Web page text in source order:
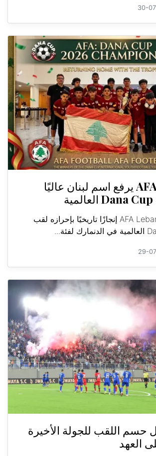
30-
AFA Lebanon يرفع اسم لبنان عاليًا
حقق فريق AFA Lebanon إنجازًا تاريخيًا بإحرازه لقب
29-
حسم اللقب للجولة الأخيرة
العهد